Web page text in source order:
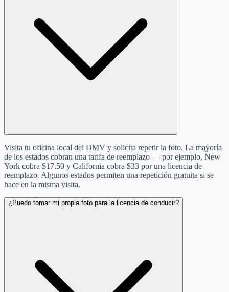
Visita tu oficina local del DMV y solicita repetir la foto. La mayoría
de los estados cobran una tarifa de reemplazo — por ejemplo, New
York cobra $17.50 y California cobra $33 por una licencia de
reemplazo. Algunos estados permiten una repetición gratuita si se
hace en la misma visita.
¿Puedo tomar mi propia foto para la licencia de conducir?